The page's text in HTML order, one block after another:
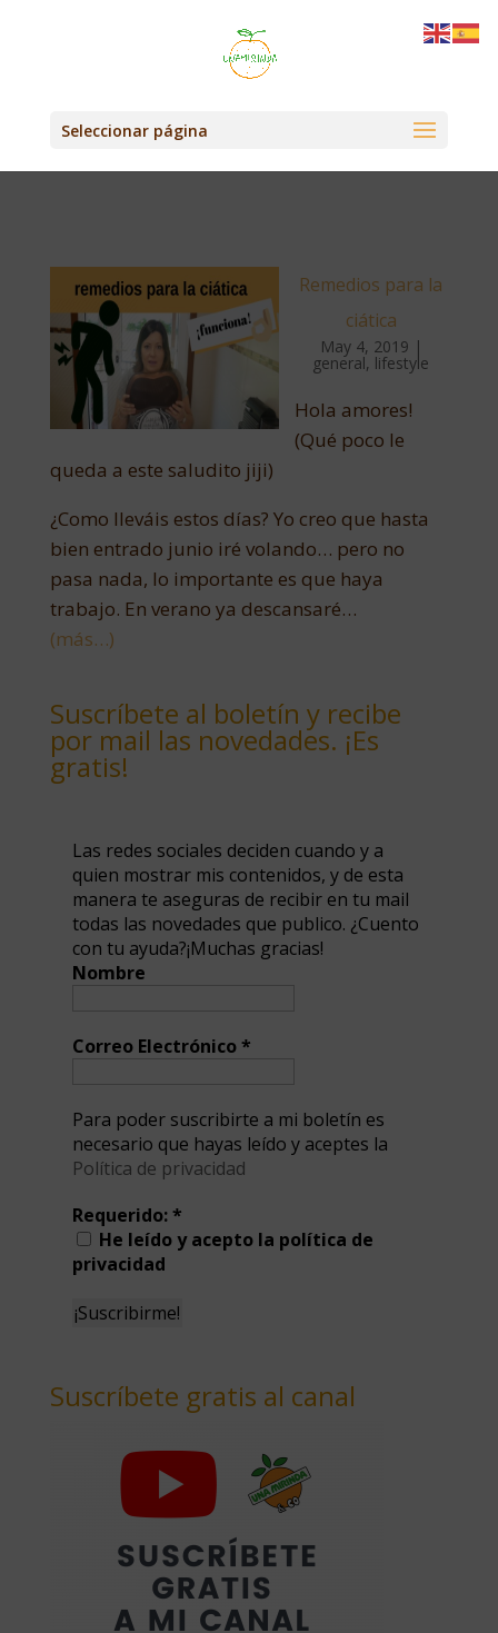
Seleccionar página
Remedios para la
ciática
May 4, 2019 |
general, lifestyle
Hola amores!
(Qué poco le
queda a este saludito jiji)
¿Como lleváis estos días? Yo creo que hasta
bien entrado junio iré volando… pero no
pasa nada, lo importante es que haya
trabajo. En verano ya descansaré…
(más…)
Suscríbete al boletín y recibe
por mail las novedades. ¡Es
gratis!
Las redes sociales deciden cuando y a
quien mostrar mis contenidos, y de esta
manera te aseguras de recibir en tu mail
todas las novedades que publico. ¿Cuento
con tu ayuda?¡Muchas gracias!
Nombre
Correo Electrónico*
Para poder suscribirte a mi boletín es
necesario que hayas leído y aceptes la
Política de privacidad
Requerido:*
He leído y acepto la política de
privacidad
Suscríbete gratis al canal